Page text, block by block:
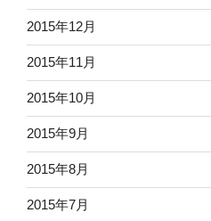
2015年12月
2015年11月
2015年10月
2015年9月
2015年8月
2015年7月